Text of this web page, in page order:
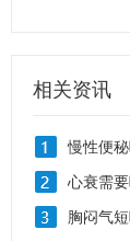
相关资讯
慢性便
心衰需
而在您
胸闷气